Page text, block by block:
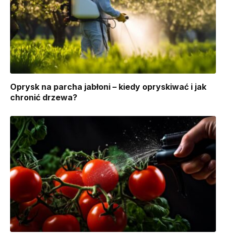
Oprysk na parcha jabłoni – kiedy opryskiwać i jak
chronić drzewa?